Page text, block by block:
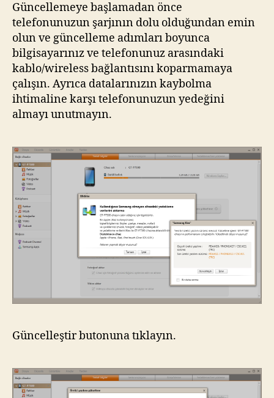
Güncellemeye başlamadan önce
telefonunuzun şarjının dolu olduğundan emin
olun ve güncelleme adımları boyunca
bilgisayarınız ve telefonunuz arasındaki
kablo/wireless bağlantısını koparmamaya
çalışın. Ayrıca datalarınızın kaybolma
ihtimaline karşı telefonunuzun yedeğini
almayı unutmayın.
Güncelleştir butonuna tıklayın.